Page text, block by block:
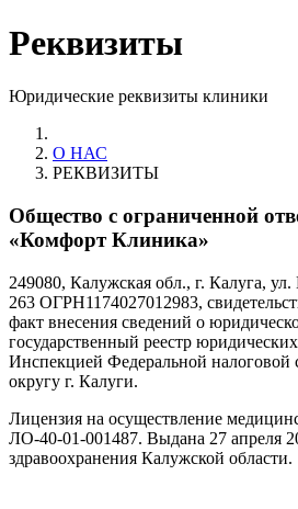
Реквизиты
Юридические реквизиты клиники
О НАС
РЕКВИЗИТЫ
Общество с ограниченной
«Комфорт Клиника»
249080, Калужская обл., г. Калуга,
263 ОГРН1174027012983,
факт внесения сведений о
государственный реестр
Инспекцией Федеральной
округу г. Калуги.
Лицензия на осуществление
ЛО-40-01-001487. Выдана 27 апреля
здравоохранения Калужской области.